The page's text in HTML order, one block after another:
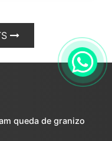
queda de granizo